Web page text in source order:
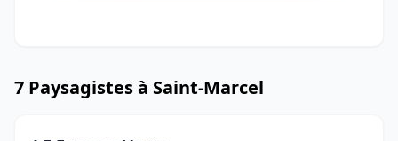
7 Paysagistes à Saint-Marcel